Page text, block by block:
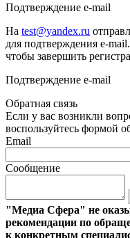
Подтверждение e-mail
На test@yandex.ru
для подтверждения e-
чтобы завершить
Подтверждение e-mail
Обратная связь
Если у вас возникли
воспользуйтесь формой
Email
Сообщение
"Медиа Сфера" не
рекомендации по
к конкретным